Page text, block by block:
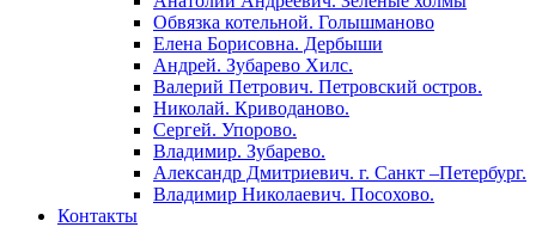
Обвязка котельной. Голышманово
Елена Борисовна. Дербыши
Андрей. Зубарево Хилс.
Валерий Петрович. Петровский остров.
Николай. Криводаново.
Сергей. Упорово.
Владимир. Зубарево.
Александр Дмитриевич. г. Санкт –Петербург.
Владимир Николаевич. Посохово.
Контакты